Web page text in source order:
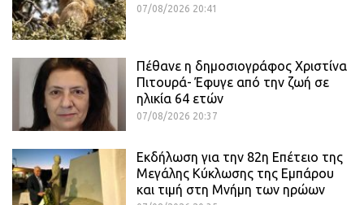
07/08/2026 20:41
Πέθανε η δημοσιογράφος Χριστίνα
Πιτουρά- Έφυγε από την ζωή σε
ηλικία 64 ετών
07/08/2026 20:37
Εκδήλωση για την 82η Επέτειο της
Μεγάλης Κύκλωσης της Εμπάρου
και τιμή στη Μνήμη των ηρώων